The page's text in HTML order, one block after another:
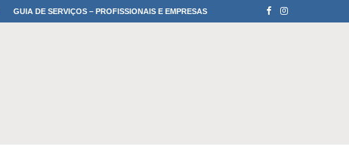
GUIA DE SERVIÇOS – PROFISSIONAIS E EMPRESAS